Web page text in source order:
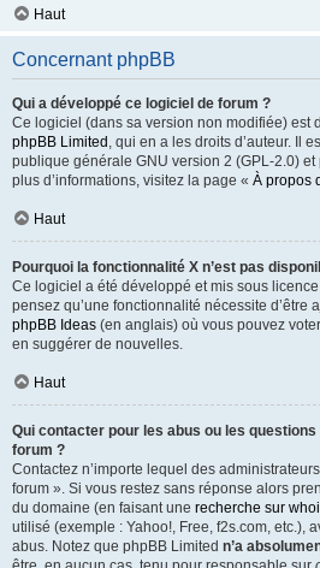
Haut
Concernant phpBB
Qui a développé ce logiciel de forum ?
Ce logiciel (dans sa version non modifiée) est
phpBB Limited , qui en a les droits d’auteur. Il
publique générale GNU version 2 (GPL-2.0)
plus d’informations, visitez la page « À propos
Haut
Pourquoi la fonctionnalité X n’est pas
Ce logiciel a été développé et mis sous
pensez qu’une fonctionnalité nécessite d’être
phpBB Ideas (en anglais) où vous pouvez
en suggérer de nouvelles.
Haut
Qui contacter pour les abus ou les
forum ?
Contactez n’importe lequel des
forum ». Si vous restez sans réponse alors
du domaine (en faisant une recherche sur
utilisé (exemple : Yahoo!, Free, f2s.com, etc.),
abus. Notez que phpBB Limited n’a